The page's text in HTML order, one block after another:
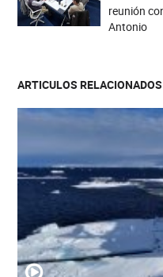
reunión
Antonio
ARTICULOS RELACIONADOS